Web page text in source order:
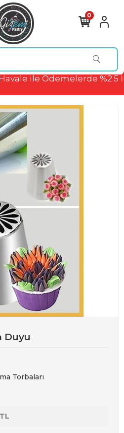
ile Ödemelerde %2.5
0
Duyu
Torbaları